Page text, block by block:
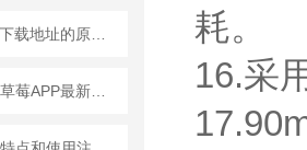
耗。
16.采用